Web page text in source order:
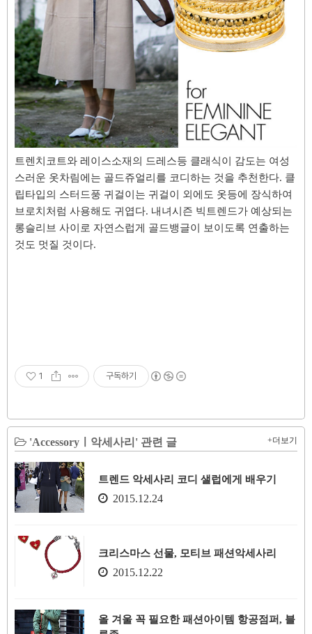
트렌치코트와 레이스소재의 드레스등 클래식이 감도는 여성
스러운 옷차림에는 골드쥬얼리를 코디하는 것을 추천한다. 클
립타입의 스터드풍 귀걸이는 귀걸이 외에도 옷등에 장식하여
브로치처럼 사용해도 귀엽다. 내녀시즌 빅트렌드가 예상되는
롱슬리브 사이로 자연스럽게 골드뱅글이 보이도록 연출하는
것도 멋질 것이다.
1 구독하기
'Accessoryㅣ악세사리' 관련 글 +더보기
트렌드 악세사리 코디 샐럽에게 배우기
2015.12.24
크리스마스 선물, 모티브 패션악세사리
2015.12.22
올 겨울 꼭 필요한 패션아이템 항공점퍼, 블